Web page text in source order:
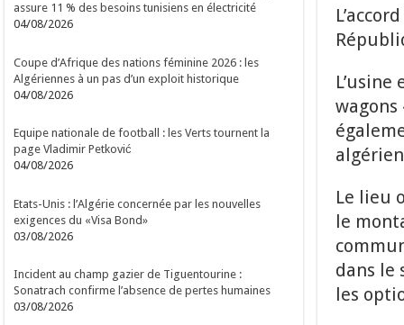
Le lieu
le
dans le
les
assure 11 % des besoins tunisiens en électricité
04/08/2026
Coupe d’Afrique des nations féminine 2026 : les
Algériennes à un pas d’un exploit historique
04/08/2026
Equipe nationale de football : les Verts tournent la
page Vladimir Petković
04/08/2026
Etats-Unis : l’Algérie concernée par les nouvelles
exigences du «Visa Bond»
03/08/2026
Incident au champ gazier de Tiguentourine :
Sonatrach confirme l’absence de pertes humaines
03/08/2026